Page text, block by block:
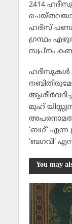
2414
ഹദീസ്
ഗ്രന്ഥം
സ്വപ്‌നം
ഹദീസുകള്‍
മുഹ്
‘ബഗ്’
‘ബഗവി’
You may